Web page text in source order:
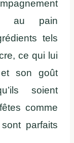
au pain
tels
ce qui lui
son goût
soient
comme
parfaits